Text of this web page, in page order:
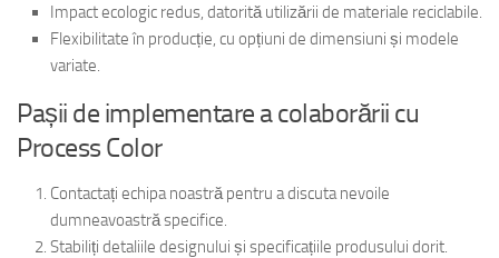
Impact ecologic redus, datorită utilizării de materiale reciclabile.
Flexibilitate în producție, cu opțiuni de dimensiuni și modele
variate.
Pașii de implementare a colaborării cu
Process Color
Contactați echipa noastră pentru a discuta nevoile
dumneavoastră specifice.
Stabiliți detaliile designului și specificațiile produsului dorit.